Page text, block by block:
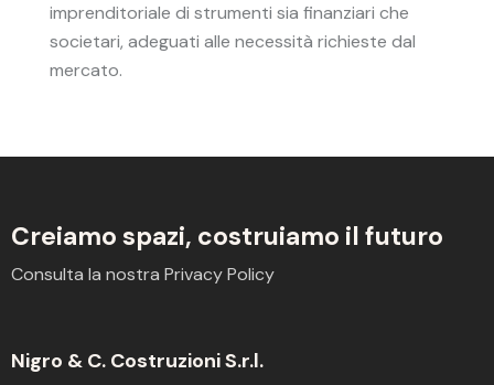
imprenditoriale di strumenti sia finanziari che
societari, adeguati alle necessità richieste dal
mercato.
Creiamo spazi, costruiamo il futuro
Consulta la nostra Privacy Policy
Nigro & C. Costruzioni S.r.l.